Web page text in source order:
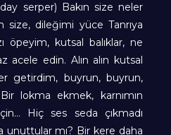
serper) Bakın size neler
size, dileğimi yüce Tanrıya
öpeyim, kutsal balıklar, ne
acele edin. Alın alın kutsal
getirdim, buyrun, buyrun,
lokma ekmek, karnımın
Hiç ses seda çıkmadı
unuttular mı? Bir kere daha